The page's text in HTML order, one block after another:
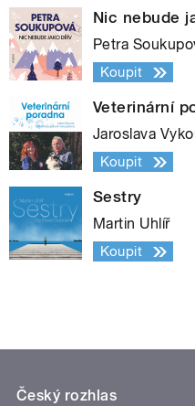
Nic nebude
Petra
Koupit
Veterinární
Jaroslava
Koupit
Sestry
Martin Uhlíř
Koupit
Český rozhlas